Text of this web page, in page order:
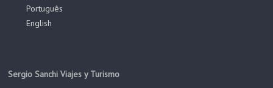
Português
English
Sergio Sanchi Viajes y Turismo